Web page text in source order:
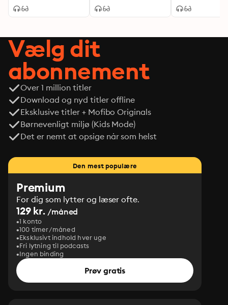
Vælg dit
abonnement
Over 1 million titler
Download og nyd titler offline
Eksklusive titler + Mofibo Originals
Børnevenligt miljø (Kids Mode)
Det er nemt at opsige når som helst
Den mest populære
Premium
For dig som lytter og læser ofte.
129 kr. /måned
1 konto
100 timer/måned
Eksklusivt indhold hver uge
Fri lytning til podcasts
Ingen binding
Prøv gratis